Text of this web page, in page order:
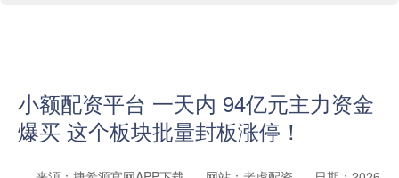
小额配资平台 一天内 94亿元主力资金
爆买 这个板块批量封板涨停！